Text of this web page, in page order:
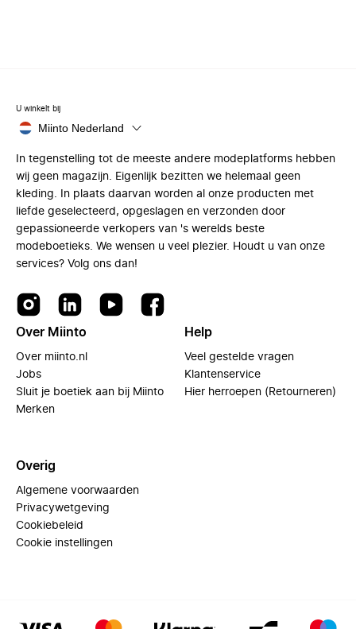
U winkelt bij
Miinto Nederland
In tegenstelling tot de meeste andere modeplatforms hebben
wij geen magazijn. Eigenlijk bezitten we helemaal geen
kleding. In plaats daarvan worden al onze producten met
liefde geselecteerd, opgeslagen en verzonden door
gepassioneerde verkopers van 's werelds beste
modeboetieks. We wensen u veel plezier. Houdt u van onze
services? Volg ons dan!
Over Miinto
Over miinto.nl
Jobs
Sluit je boetiek aan bij Miinto
Merken
Help
Veel gestelde vragen
Klantenservice
Hier herroepen (Retourneren)
Overig
Algemene voorwaarden
Privacywetgeving
Cookiebeleid
Cookie instellingen